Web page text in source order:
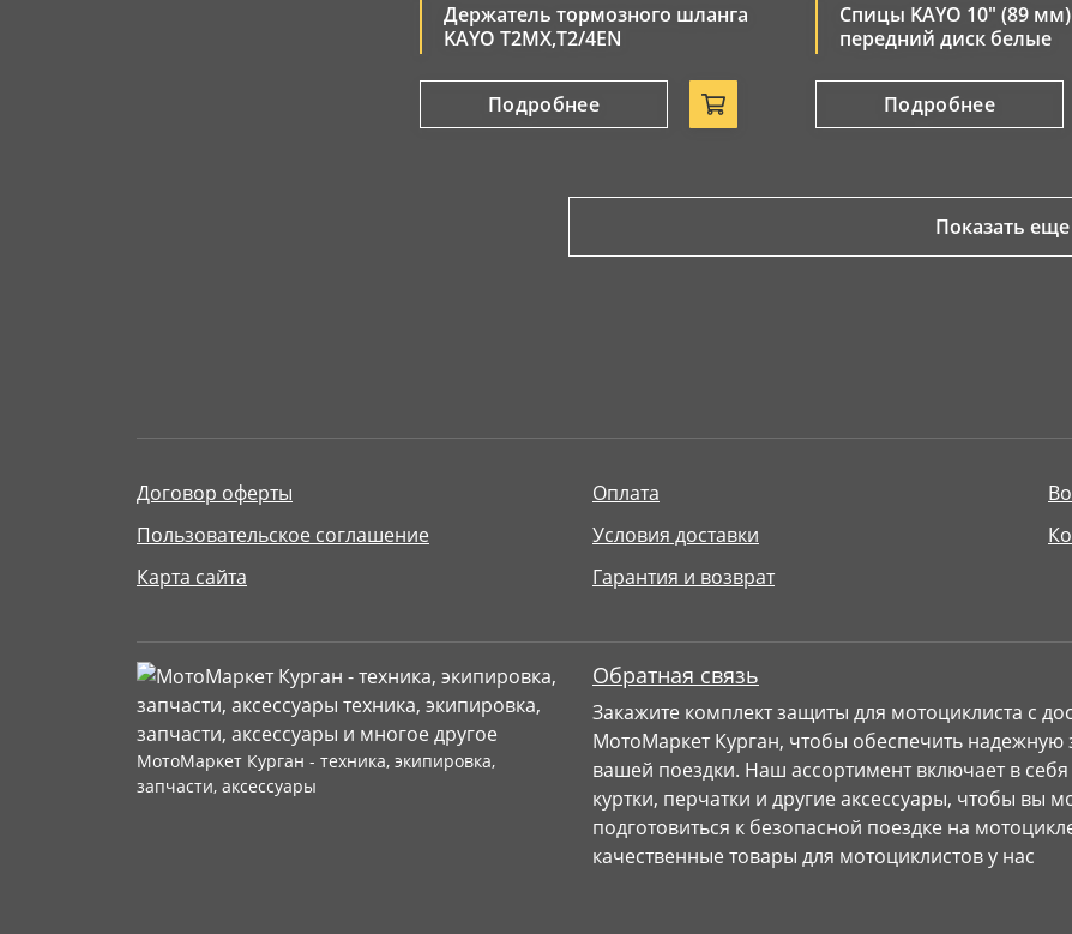
Держатель тормозного шланга
KAYO T2MX,T2/4EN
Подробнее
Спицы KAYO 10" (89 мм)
передний диск белые
Подробнее
Показать еще
Договор оферты
Пользовательское соглашение
Карта сайта
Оплата
Условия доставки
Гарантия и возврат
МотоМаркет Курган - техника, экипировка,
запчасти, аксессуары
Обратная связь
Закажите комплект защиты для мотоциклиста с
МотоМаркет Курган, чтобы обеспечить надежную
вашей поездки. Наш ассортимент включает в
куртки, перчатки и другие аксессуары, чтобы вы
подготовиться к безопасной поездке на
качественные товары для мотоциклистов у нас